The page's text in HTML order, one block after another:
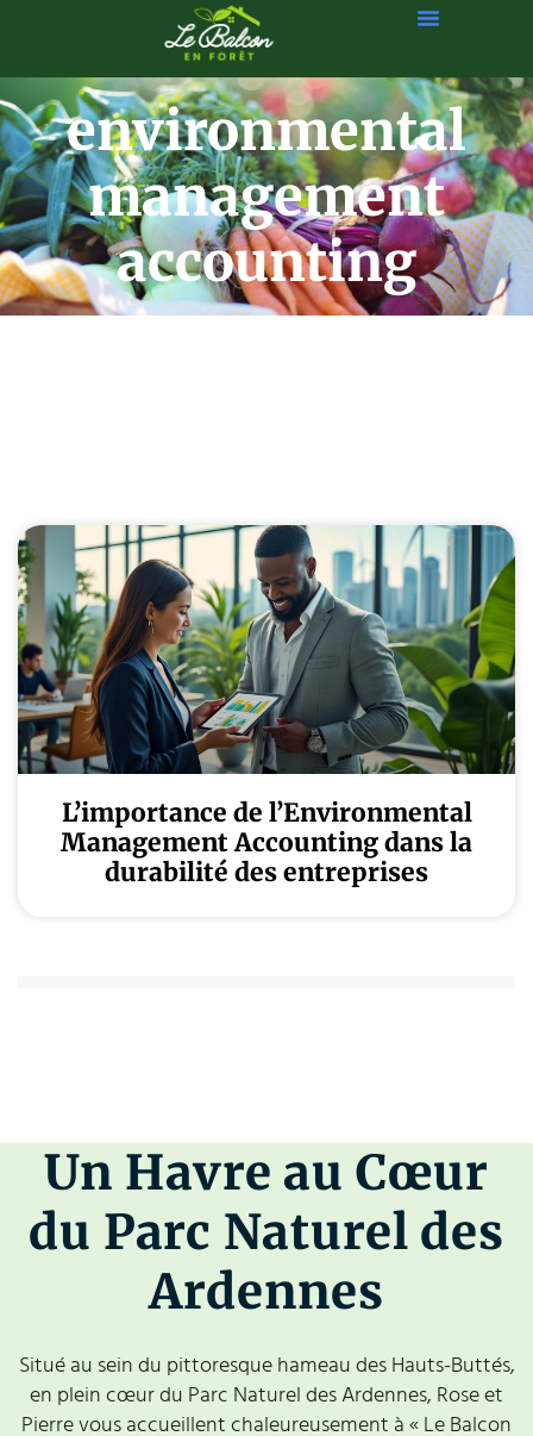
environmental
management
accounting
L’importance de l’Environmental
Management Accounting dans la
durabilité des entreprises
Un Havre au Cœur
du Parc Naturel des
Ardennes
Situé au sein du pittoresque hameau des Hauts-Buttés,
en plein cœur du Parc Naturel des Ardennes, Rose et
Pierre vous accueillent chaleureusement à « Le Balcon